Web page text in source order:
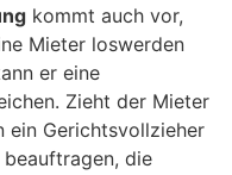
kommt auch vor,
Mieter loswerden
er eine
Zieht der Mieter
ein Gerichtsvollzieher
die